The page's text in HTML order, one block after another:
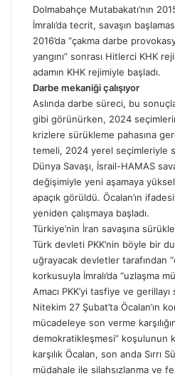
Dolmabahçe Mutabakatı’nın
İmralı’da tecrit, savaşın
2016’da “çakma darbe
yangını” sonrası Hitlerci KHK
adamın KHK rejimiyle başladı.
Darbe mekaniği çalışıyor
Aslında darbe süreci, bu
gibi görünürken, 2024
krizlere sürükleme pahasına
temeli, 2024 yerel seçimleriyle
Dünya Savaşı, İsrail-HAMAS
değişimiyle yeni aşamaya
apaçık görüldü. Öcalan’ın
yeniden çalışmaya başladı.
Türkiye’nin İran savaşına
Türk devleti PKK’nin böyle bir
uğrayacak devletler tarafından
korkusuyla İmralı’da “uzlaşma
Amacı PKK’yi tasfiye ve gerillayı
Nitekim 27 Şubat’ta Öcalan’ın
mücadeleye son verme
demokratikleşmesi” koşulunun
karşılık Öcalan, son anda Sırrı
müdahale ile silahsızlanma ve